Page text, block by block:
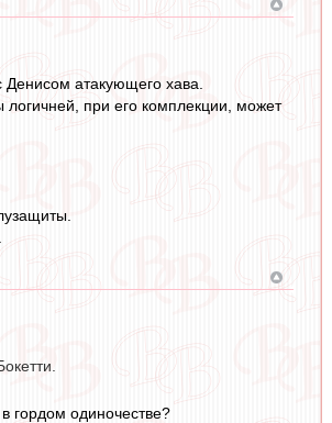
Денисом атакующего хава.
при его комплекции, может
гордом одиночестве?